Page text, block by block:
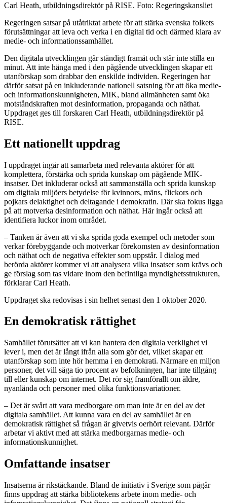
Carl Heath, utbildningsdirektör på RISE. Foto: Regeringskansliet
Regeringen satsar på utåtriktat arbete för att stärka svenska folkets
förutsättningar att leva och verka i en digital tid och därmed klara av
medie- och informationssamhället.
Den digitala utvecklingen går ständigt framåt och står inte stilla en
minut. Att inte hänga med i den pågående utvecklingen skapar ett
utanförskap som drabbar den enskilde individen. Regeringen har
därför satsat på en inkluderande nationell satsning för att öka medie-
och informationskunnigheten, MIK, bland allmänheten samt öka
motståndskraften mot desinformation, propaganda och näthat.
Uppdraget ges till forskaren Carl Heath, utbildningsdirektör på
RISE.
Ett nationellt uppdrag
I uppdraget ingår att samarbeta med relevanta aktörer för att
komplettera, förstärka och sprida kunskap om pågående MIK-
insatser. Det inkluderar också att sammanställa och sprida kunskap
om digitala miljöers betydelse för kvinnors, mäns, flickors och
pojkars delaktighet och deltagande i demokratin. Där ska fokus ligga
på att motverka desinformation och näthat. Här ingår också att
identifiera luckor inom området.
– Tanken är även att vi ska sprida goda exempel och metoder som
verkar förebyggande och motverkar förekomsten av desinformation
och näthat och de negativa effekter som uppstår. I dialog med
berörda aktörer kommer vi att analysera vilka insatser som krävs och
ge förslag som tas vidare inom den befintliga myndighetsstrukturen,
förklarar Carl Heath.
Uppdraget ska redovisas i sin helhet senast den 1 oktober 2020.
En demokratisk rättighet
Samhället förutsätter att vi kan hantera den digitala verklighet vi
lever i, men det är långt ifrån alla som gör det, vilket skapar ett
utanförskap som inte hör hemma i en demokrati. Närmare en miljon
personer, det vill säga tio procent av befolkningen, har inte tillgång
till eller kunskap om internet. Det rör sig framförallt om äldre,
nyanlända och personer med olika funktionsvariationer.
– Det är svårt att vara medborgare om man inte är en del av det
digitala samhället. Att kunna vara en del av samhället är en
demokratisk rättighet så frågan är givetvis oerhört relevant. Därför
arbetar vi aktivt med att stärka medborgarnas medie- och
informationskunnighet.
Omfattande insatser
Insatserna är rikstäckande. Bland de initiativ i Sverige som pågår
finns uppdrag att stärka bibliotekens arbete inom medie- och